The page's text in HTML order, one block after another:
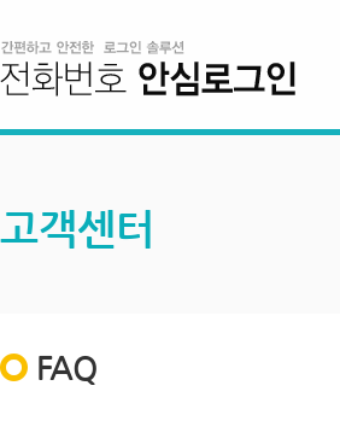
고객센터
FAQ